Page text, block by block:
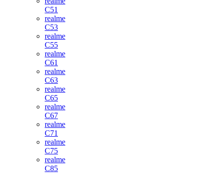
C51
realme
C53
realme
C55
realme
C61
realme
C63
realme
C65
realme
C67
realme
C71
realme
C75
realme
C85